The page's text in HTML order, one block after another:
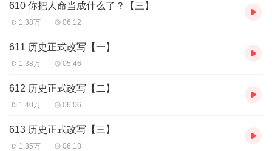
610 你把人命当成什么了？【三】
1.38万 06:12
611 历史正式改写【一】
1.38万 05:46
612 历史正式改写【二】
1.40万 06:06
613 历史正式改写【三】
1.35万 06:18